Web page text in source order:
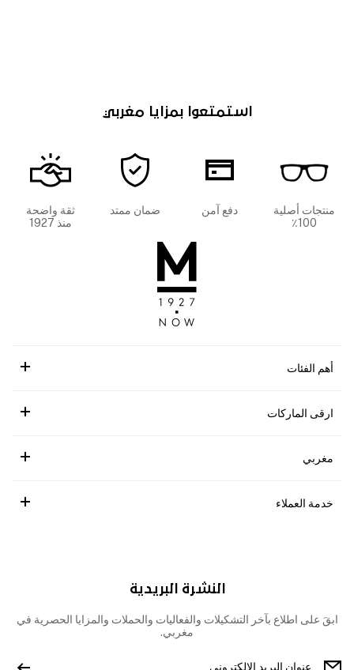
استمتعوا بمزايا مغربي
منتجات أصلية
100٪
دفع آمن ضمان ممتد
ثقة واضحة
منذ 1927
أهم الفئات
ارقى الماركات
مغربي
خدمة العملاء
النشرة البريدية
ابقَ على اطلاع بآخر التشكيلات والفعاليات والحملات والمزايا الحصرية في
مغربي.